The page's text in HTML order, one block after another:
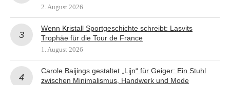
2. August 2026
Wenn Kristall Sportgeschichte schreibt: Lasvits
Trophäe für die Tour de France
1. August 2026
Carole Baijings gestaltet „Lijn“ für Geiger: Ein Stuhl
zwischen Minimalismus, Handwerk und Mode